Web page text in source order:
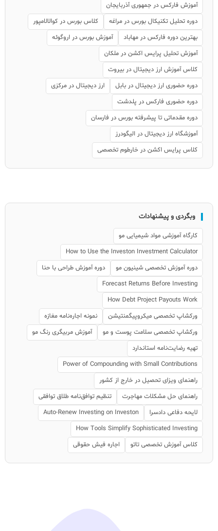
آموزش فارکس در جمهوری آذربایجان
دوره تحلیل تکنیکال بورس در مراغه
کلاس بورس در کوالالامپور
بهترین دوره فارکس در مهاباد
آموزش بورس در اروگوئه
آموزش تحلیل پرایس اکشن در ملکان
کلاس آموزش ارز دیجیتال در بیروت
دوره حضوری ارز دیجیتال در بابل
ارز دیجیتال در مرکزی
دوره حضوری فارکس در پلدشت
دوره مقدماتی تا پیشرفته بورس در فارسان
آموزشگاه ارز دیجیتال در الیگودرز
کلاس پرایس اکشن در خارطوم تخصصی
وبگردی و پیشنهادات
کارگاه آموزشی مواد شیمیایی مو
How to Use the Investon Investment Calculator
دوره آموزش تخصصی شینیون مو
دوره آموزش طراحی با حنا
Forecast Returns Before Investing
How Debt Project Payouts Work
ورکشاپ تخصصی میکروپیگمنتیشن
نمونه اجاره‌نامه مغازه
ورکشاپ تخصصی سلامت پوست و مو
آموزش مربیگری رنگ مو
تهیه رضایت‌نامه استاندارد
Power of Compounding with Small Contributions
راهنمای ویزای تحصیل در خارج از کشور
راهنمای حل مشکلات مهاجرت
تنظیم توافق‌نامه طلاق توافقی
لایحه دفاعی دادسرا
Auto-Renew Investing on Investon
How Tools Simplify Sophisticated Investing
کلاس آموزش تخصصی تاتو
اجاره فیش حقوقی